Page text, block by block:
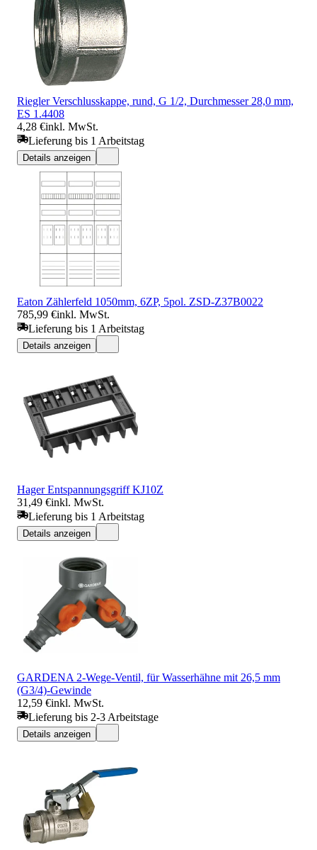
Riegler Verschlusskappe, rund, G 1/2, Durchmesser 28,0 mm,
ES 1.4408
4,28 €inkl. MwSt.
Lieferung bis 1 Arbeitstag
Details anzeigen
Eaton Zählerfeld 1050mm, 6ZP, 5pol. ZSD-Z37B0022
785,99 €inkl. MwSt.
Lieferung bis 1 Arbeitstag
Details anzeigen
Hager Entspannungsgriff KJ10Z
31,49 €inkl. MwSt.
Lieferung bis 1 Arbeitstag
Details anzeigen
GARDENA 2-Wege-Ventil, für Wasserhähne mit 26,5 mm
(G3/4)-Gewinde
12,59 €inkl. MwSt.
Lieferung bis 2-3 Arbeitstage
Details anzeigen